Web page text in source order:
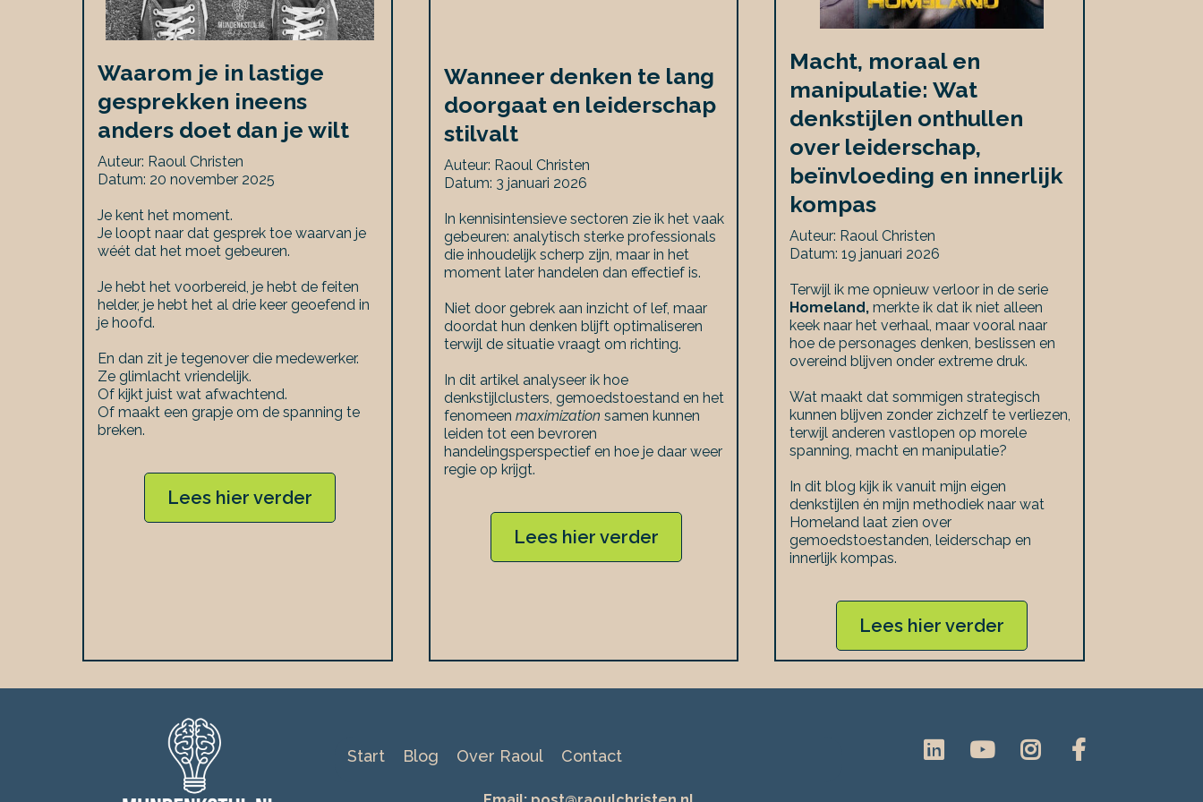
Waarom je in lastige
gesprekken ineens
anders doet dan je wilt
Auteur: Raoul Christen
Datum: 20 november 2025
Je kent het moment.
Je loopt naar dat gesprek toe waarvan je
wéét dat het moet gebeuren.
Je hebt het voorbereid, je hebt de feiten
helder, je hebt het al drie keer geoefend in
je hoofd.
En dan zit je tegenover die medewerker.
Ze glimlacht vriendelijk.
Of kijkt juist wat afwachtend.
Of maakt een grapje om de spanning te
breken.
Lees hier verder
Wanneer denken te lang
doorgaat en leiderschap
stilvalt
Auteur: Raoul Christen
Datum: 3 januari 2026
In kennisintensieve sectoren zie ik het vaak
gebeuren: analytisch sterke professionals
die inhoudelijk scherp zijn, maar in het
moment later handelen dan effectief is.
Niet door gebrek aan inzicht of lef, maar
doordat hun denken blijft optimaliseren
terwijl de situatie vraagt om richting.
In dit artikel analyseer ik hoe
denkstijlclusters, gemoedstoestand en het
fenomeen maximization samen kunnen
leiden tot een bevroren
handelingsperspectief en hoe je daar weer
regie op krijgt.
Lees hier verder
Macht, moraal en
manipulatie: Wat
denkstijlen onthullen
over leiderschap,
beïnvloeding en innerlijk
kompas
Auteur: Raoul Christen
Datum: 19 januari 2026
Terwijl ik me opnieuw verloor in de serie
Homeland, merkte ik dat ik niet alleen
keek naar het verhaal, maar vooral naar
hoe de personages denken, beslissen en
overeind blijven onder extreme druk.
Wat maakt dat sommigen strategisch
kunnen blijven zonder zichzelf te verliezen,
terwijl anderen vastlopen op morele
spanning, macht en manipulatie?
In dit blog kijk ik vanuit mijn eigen
denkstijlen én mijn methodiek naar wat
Homeland laat zien over
gemoedstoestanden, leiderschap en
innerlijk kompas.
Lees hier verder
Start Blog Over Raoul Contact